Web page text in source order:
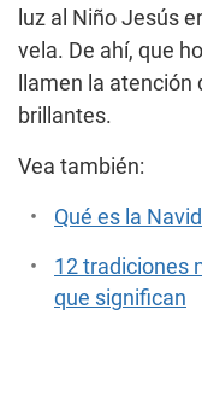
luz al Niño Jesús
vela. De ahí, que
llamen la
brillantes.
Vea también:
Qué es la
12 tradiciones
que significan